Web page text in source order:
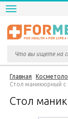
Главная
Стол маникюрный с
Стол